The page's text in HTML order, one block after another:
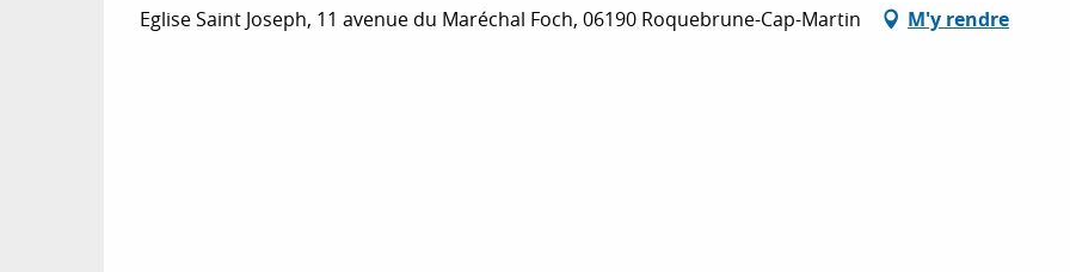
Eglise Saint Joseph, 11 avenue du Maréchal Foch, 06190 Roquebrune-Cap-Martin M'y rendre